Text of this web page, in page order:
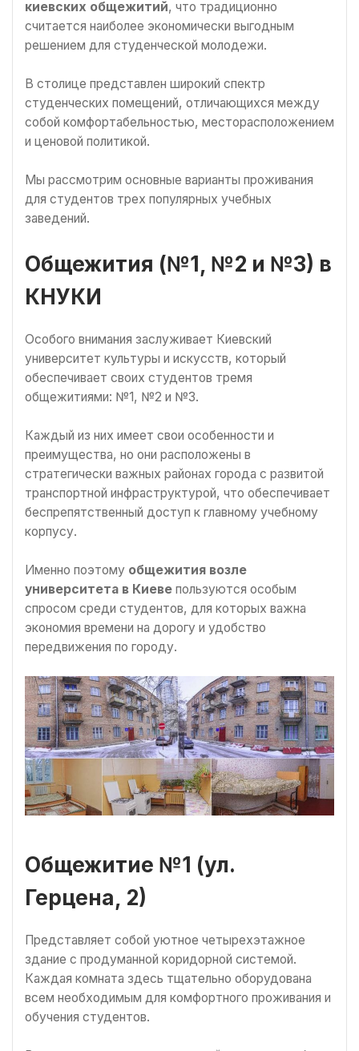
киевских общежитий, что традиционно
считается наиболее экономически выгодным
решением для студенческой молодежи.
В столице представлен широкий спектр
студенческих помещений, отличающихся между
собой комфортабельностью, месторасположением
и ценовой политикой.
Мы рассмотрим основные варианты проживания
для студентов трех популярных учебных
заведений.
Общежития (№1, №2 и №3) в
КНУКИ
Особого внимания заслуживает Киевский
университет культуры и искусств, который
обеспечивает своих студентов тремя
общежитиями: №1, №2 и №3.
Каждый из них имеет свои особенности и
преимущества, но они расположены в
стратегически важных районах города с развитой
транспортной инфраструктурой, что обеспечивает
беспрепятственный доступ к главному учебному
корпусу.
Именно поэтому общежития возле
университета в Киеве пользуются особым
спросом среди студентов, для которых важна
экономия времени на дорогу и удобство
передвижения по городу.
Общежитие №1 (ул.
Герцена, 2)
Представляет собой уютное четырехэтажное
здание с продуманной коридорной системой.
Каждая комната здесь тщательно оборудована
всем необходимым для комфортного проживания и
обучения студентов.